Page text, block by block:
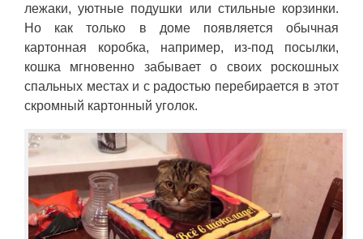
лежаки, уютные подушки или стильные корзинки.
Но как только в доме появляется обычная
картонная коробка, например, из-под посылки,
кошка мгновенно забывает о своих роскошных
спальных местах и с радостью перебирается в этот
скромный картонный уголок.